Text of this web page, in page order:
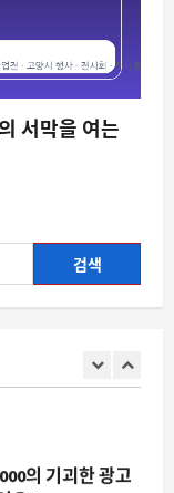
서막을 여는
가이드가 뜨는 이
시대가 시작되
등장과 의미
의 기괴한 광고
유”